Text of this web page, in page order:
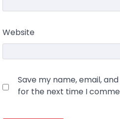
Website
Save my name, email,
for the next time I